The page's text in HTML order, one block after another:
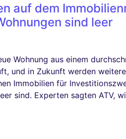
auf dem
sind leer
Wohnung aus einem
und in Zukunft werden
Immobilien für
sind. Experten sagten ATV,